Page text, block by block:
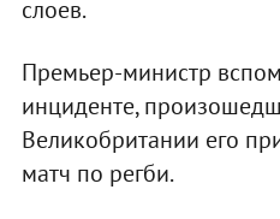
слоев.
Премьер-министр
инциденте,
Великобритании его
матч по регби.